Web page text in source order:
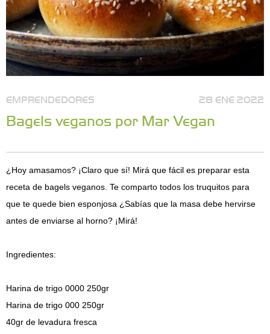
EMPRENDEDORES 28 ENE 2022
Bagels veganos por Mar Vegan
¿Hoy amasamos? ¡Claro que sí! Mirá que fácil es preparar esta
receta de bagels veganos. Te comparto todos los truquitos para
que te quede bien esponjosa ¿Sabías que la masa debe hervirse
antes de enviarse al horno? ¡Mirá!
Ingredientes:
Harina de trigo 0000 250gr
Harina de trigo 000 250gr
40gr de levadura fresca